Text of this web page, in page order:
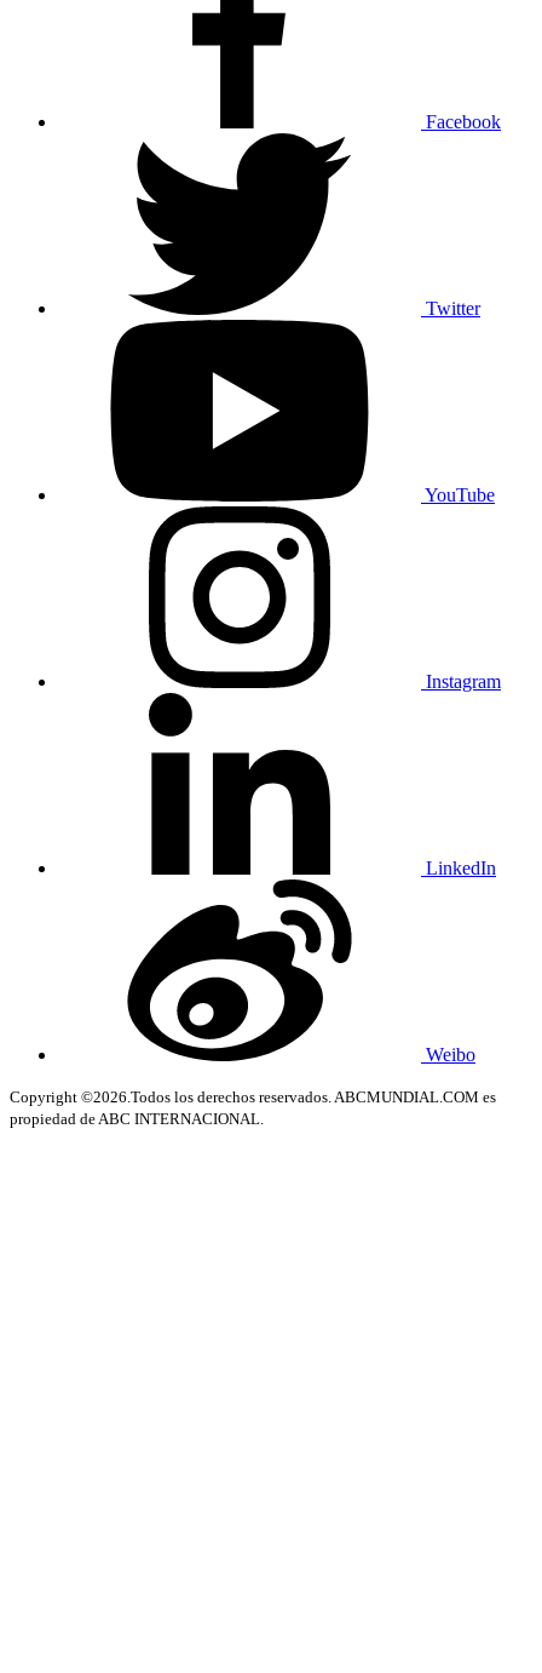
Facebook
Twitter
YouTube
Instagram
LinkedIn
Weibo
Copyright ©2026.Todos los derechos reservados. ABCMUNDIAL.COM es
propiedad de ABC INTERNACIONAL.